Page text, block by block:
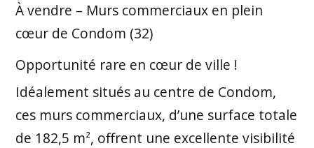
À vendre – Murs commerciaux en plein
cœur de Condom (32)
Opportunité rare en cœur de ville !
Idéalement situés au centre de Condom,
ces murs commerciaux, d’une surface totale
de 182,5 m², offrent une excellente visibilité